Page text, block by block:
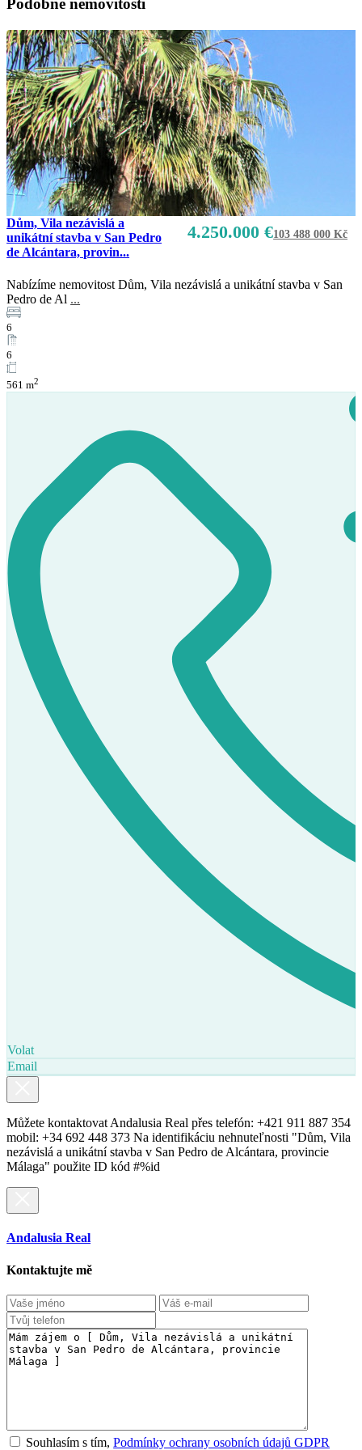
Podobné nemovitosti
4.250.000 €103 488 000 Kč
Dům, Vila nezávislá a
unikátní stavba v San Pedro
de Alcántara, provin...
Nabízíme nemovitost Dům, Vila nezávislá a unikátní stavba v San
Pedro de Al ...
6
6
561 m2
Volat
Email
Můžete kontaktovat Andalusia Real přes telefón: +421 911 887 354
mobil: +34 692 448 373 Na identifikáciu nehnuteľnosti "Dům, Vila
nezávislá a unikátní stavba v San Pedro de Alcántara, provincie
Málaga" použite ID kód #%id
Andalusia Real
Kontaktujte mě
Souhlasím s tím,Podmínky ochrany osobních údajů GDPR